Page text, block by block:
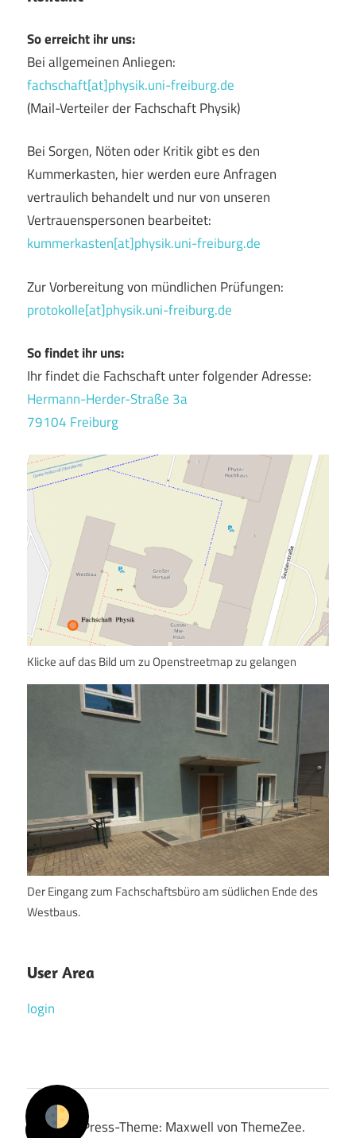
So erreicht ihr uns:
Bei allgemeinen Anliegen:
fachschaft[at]physik.uni-freiburg.de
(Mail-Verteiler der Fachschaft Physik)
Bei Sorgen, Nöten oder Kritik gibt es den
Kummerkasten, hier werden eure Anfragen
vertraulich behandelt und nur von unseren
Vertrauenspersonen bearbeitet:
kummerkasten[at]physik.uni-freiburg.de
Zur Vorbereitung von mündlichen Prüfungen:
protokolle[at]physik.uni-freiburg.de
So findet ihr uns:
Ihr findet die Fachschaft unter folgender Adresse:
Hermann-Herder-Straße 3a
79104 Freiburg
Klicke auf das Bild um zu Openstreetmap zu gelangen
Der Eingang zum Fachschaftsbüro am südlichen Ende des
Westbaus.
User Area
login
WordPress-Theme: Maxwell von ThemeZee.